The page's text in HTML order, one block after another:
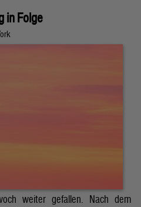
in Folge
weiter gefallen. Nach dem